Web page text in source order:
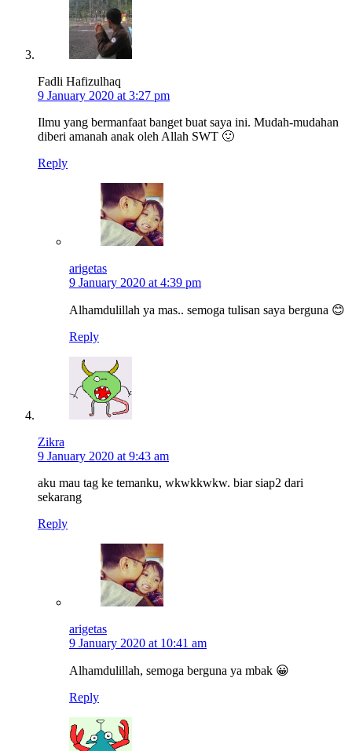
Fadli Hafizulhaq
9 January 2020 at 3:27 pm
Ilmu yang bermanfaat banget buat saya ini. Mudah-mudahan
diberi amanah anak oleh Allah SWT 🙂
Reply
arigetas
9 January 2020 at 4:39 pm
Alhamdulillah ya mas.. semoga tulisan saya berguna 😊
Reply
Zikra
9 January 2020 at 9:43 am
aku mau tag ke temanku, wkwkkwkw. biar siap2 dari
sekarang
Reply
arigetas
9 January 2020 at 10:41 am
Alhamdulillah, semoga berguna ya mbak 😀
Reply